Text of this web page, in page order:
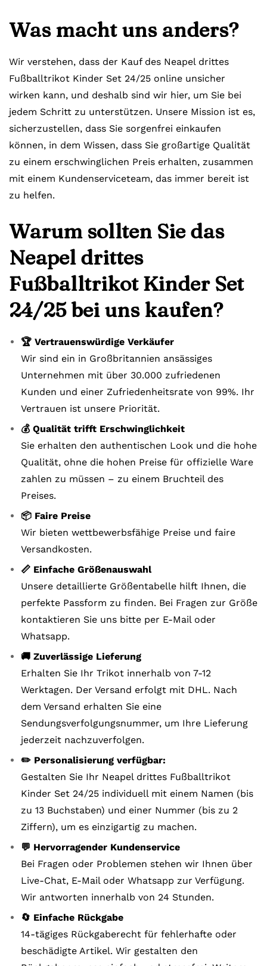
Was macht uns anders?
Wir verstehen, dass der Kauf des Neapel drittes
Fußballtrikot Kinder Set 24/25 online unsicher
wirken kann, und deshalb sind wir hier, um Sie bei
jedem Schritt zu unterstützen. Unsere Mission ist es,
sicherzustellen, dass Sie sorgenfrei einkaufen
können, in dem Wissen, dass Sie großartige Qualität
zu einem erschwinglichen Preis erhalten, zusammen
mit einem Kundenserviceteam, das immer bereit ist
zu helfen.
Warum sollten Sie das
Neapel drittes
Fußballtrikot Kinder Set
24/25 bei uns kaufen?
🏆 Vertrauenswürdige Verkäufer
Wir sind ein in Großbritannien ansässiges
Unternehmen mit über 30.000 zufriedenen
Kunden und einer Zufriedenheitsrate von 99%. Ihr
Vertrauen ist unsere Priorität.
💰 Qualität trifft Erschwinglichkeit
Sie erhalten den authentischen Look und die hohe
Qualität, ohne die hohen Preise für offizielle Ware
zahlen zu müssen – zu einem Bruchteil des
Preises.
📦 Faire Preise
Wir bieten wettbewerbsfähige Preise und faire
Versandkosten.
📏 Einfache Größenauswahl
Unsere detaillierte Größentabelle hilft Ihnen, die
perfekte Passform zu finden. Bei Fragen zur Größe
kontaktieren Sie uns bitte per E-Mail oder
Whatsapp.
🚚 Zuverlässige Lieferung
Erhalten Sie Ihr Trikot innerhalb von 7-12
Werktagen. Der Versand erfolgt mit DHL. Nach
dem Versand erhalten Sie eine
Sendungsverfolgungsnummer, um Ihre Lieferung
jederzeit nachzuverfolgen.
✏️ Personalisierung verfügbar:
Gestalten Sie Ihr Neapel drittes Fußballtrikot
Kinder Set 24/25 individuell mit einem Namen (bis
zu 13 Buchstaben) und einer Nummer (bis zu 2
Ziffern), um es einzigartig zu machen.
💬 Hervorragender Kundenservice
Bei Fragen oder Problemen stehen wir Ihnen über
Live-Chat, E-Mail oder Whatsapp zur Verfügung.
Wir antworten innerhalb von 24 Stunden.
🔄 Einfache Rückgabe
14-tägiges Rückgaberecht für fehlerhafte oder
beschädigte Artikel. Wir gestalten den